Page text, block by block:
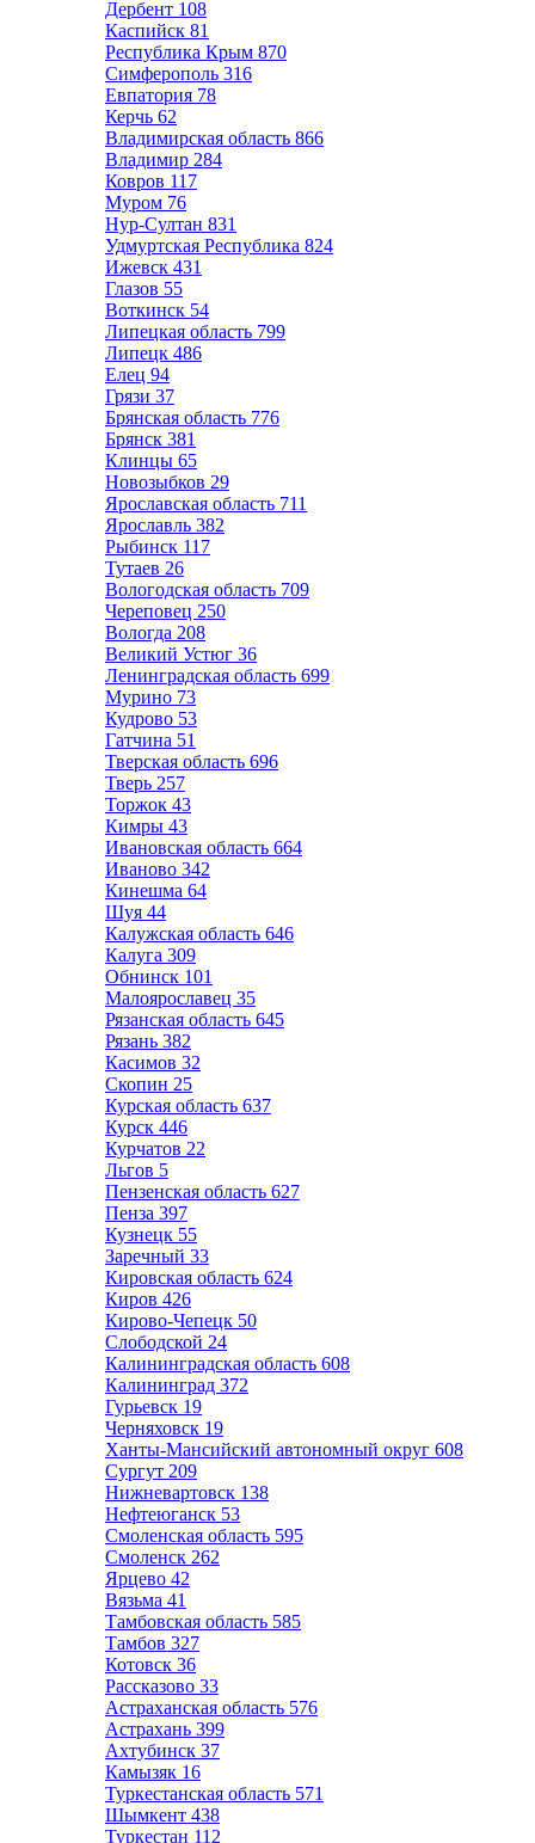
Дербент 108
Каспийск 81
Республика Крым 870
Симферополь 316
Евпатория 78
Керчь 62
Владимирская область 866
Владимир 284
Ковров 117
Муром 76
Нур-Султан 831
Удмуртская Республика 824
Ижевск 431
Глазов 55
Воткинск 54
Липецкая область 799
Липецк 486
Елец 94
Грязи 37
Брянская область 776
Брянск 381
Клинцы 65
Новозыбков 29
Ярославская область 711
Ярославль 382
Рыбинск 117
Тутаев 26
Вологодская область 709
Череповец 250
Вологда 208
Великий Устюг 36
Ленинградская область 699
Мурино 73
Кудрово 53
Гатчина 51
Тверская область 696
Тверь 257
Торжок 43
Кимры 43
Ивановская область 664
Иваново 342
Кинешма 64
Шуя 44
Калужская область 646
Калуга 309
Обнинск 101
Малоярославец 35
Рязанская область 645
Рязань 382
Касимов 32
Скопин 25
Курская область 637
Курск 446
Курчатов 22
Льгов 5
Пензенская область 627
Пенза 397
Кузнецк 55
Заречный 33
Кировская область 624
Киров 426
Кирово-Чепецк 50
Слободской 24
Калининградская область 608
Калининград 372
Гурьевск 19
Черняховск 19
Ханты-Мансийский автономный округ 608
Сургут 209
Нижневартовск 138
Нефтеюганск 53
Смоленская область 595
Смоленск 262
Ярцево 42
Вязьма 41
Тамбовская область 585
Тамбов 327
Котовск 36
Рассказово 33
Астраханская область 576
Астрахань 399
Ахтубинск 37
Камызяк 16
Туркестанская область 571
Шымкент 438
Туркестан 112